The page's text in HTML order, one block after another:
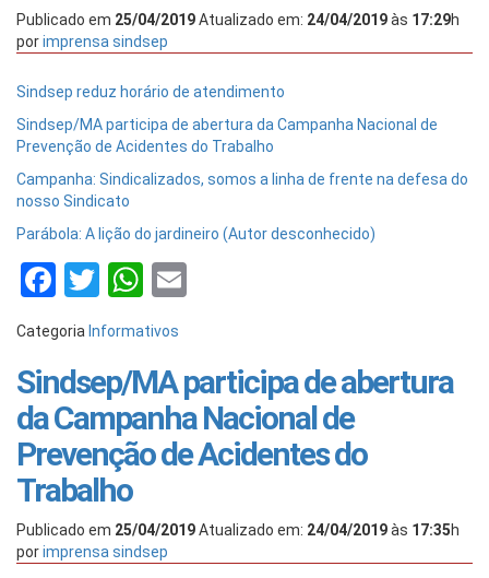
Publicado em 25/04/2019Atualizado em: 24/04/2019às 17:29h
porimprensa sindsep
Sindsep reduz horário de atendimento
Sindsep/MA participa de abertura da Campanha Nacional de
Prevenção de Acidentes do Trabalho
Campanha: Sindicalizados, somos a linha de frente na defesa do
nosso Sindicato
Parábola: A lição do jardineiro (Autor desconhecido)
Facebook
TwitterWhatsApp
Categoria Informativos
Sindsep/MA participa de abertura
da Campanha Nacional de
Prevenção de Acidentes do
Trabalho
Publicado em 25/04/2019Atualizado em: 24/04/2019às 17:35h
porimprensa sindsep